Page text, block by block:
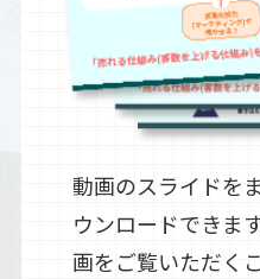
動画のスライドを
ウンロードできま
画をご覧いただく